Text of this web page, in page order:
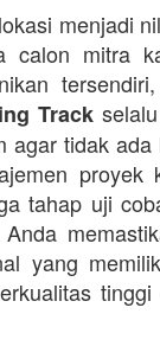
menjadi
calon mitra
Trackselalu
agar tidak ada
proyek
tahap uji
yang